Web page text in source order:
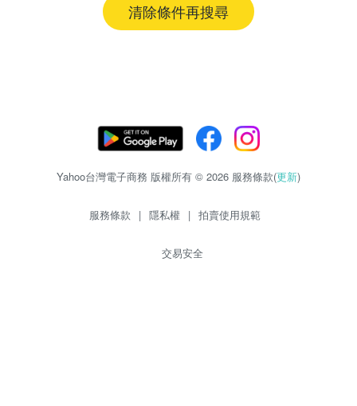
清除條件再搜尋
Yahoo台灣電子商務 版權所有 © 2026 服務條款(更新)
服務條款 | 隱私權 | 拍賣使用規範
交易安全